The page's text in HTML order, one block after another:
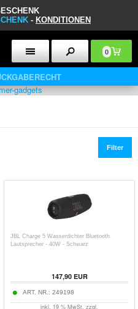
- KONDITIONEN
0
Filter
JBL Charge 5 Wasserdichter Bluetooth
Lautsprecher - 40W - Schwarz
147,90EUR
ART. NR.: 249198
inkl. 19 % MwSt. zzgl.